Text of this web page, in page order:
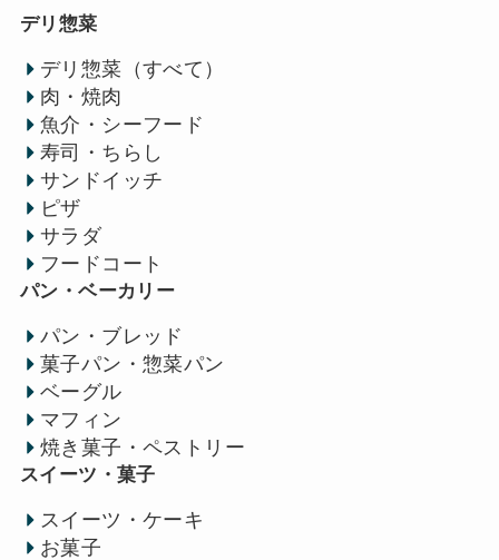
デリ惣菜
デリ惣菜（すべて）
肉・焼肉
魚介・シーフード
寿司・ちらし
サンドイッチ
ピザ
サラダ
フードコート
パン・ベーカリー
パン・ブレッド
菓子パン・惣菜パン
ベーグル
マフィン
焼き菓子・ペストリー
スイーツ・菓子
スイーツ・ケーキ
お菓子